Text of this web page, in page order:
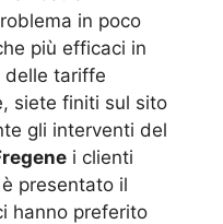
in poco
più efficaci in
delle tariffe
siete finiti sul sito
gli interventi del
i clienti
presentato il
hanno preferito